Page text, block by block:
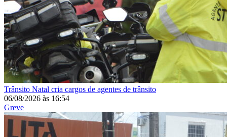
Trânsito Natal cria cargos de agentes de trânsito
06/08/2026 às 16:54
Greve